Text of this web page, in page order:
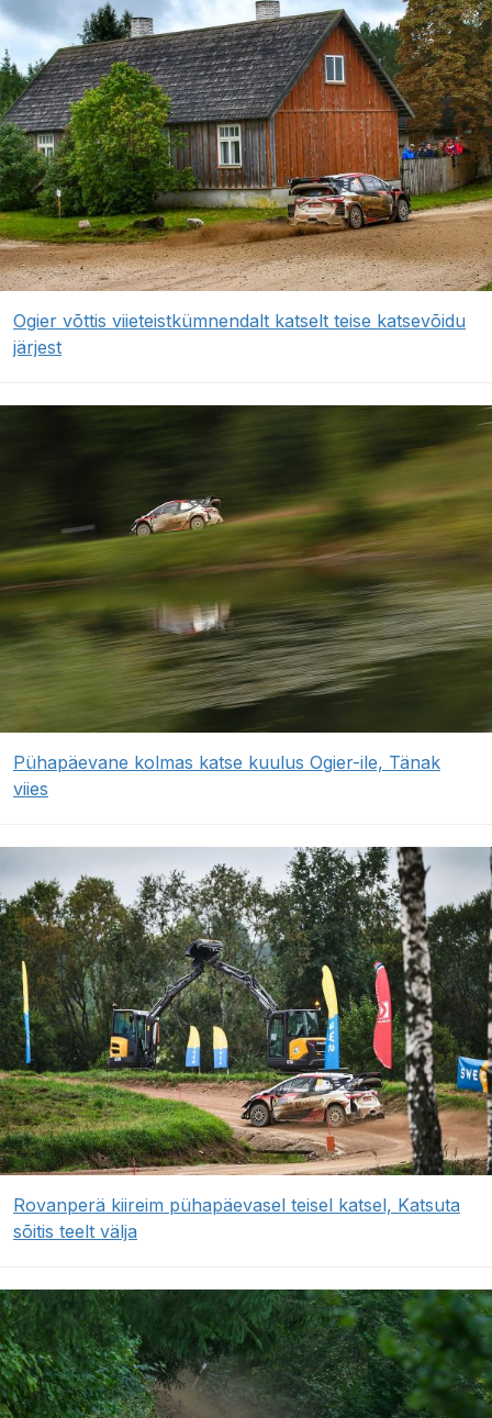
Ogier võttis viieteistkümnendalt katselt teise katsevõidu
järjest
Pühapäevane kolmas katse kuulus Ogier-ile, Tänak
viies
Rovanperä kiireim pühapäevasel teisel katsel, Katsuta
sõitis teelt välja